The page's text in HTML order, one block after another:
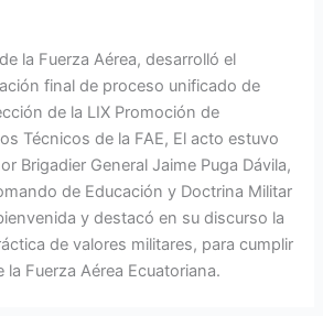
la Fuerza Aérea, desarrolló el
final de proceso unificado de
de la LIX Promoción de
Técnicos de la FAE, El acto estuvo
Brigadier General Jaime Puga Dávila,
de Educación y Doctrina Militar
y destacó en su discurso la
de valores militares, para cumplir
Fuerza Aérea Ecuatoriana.